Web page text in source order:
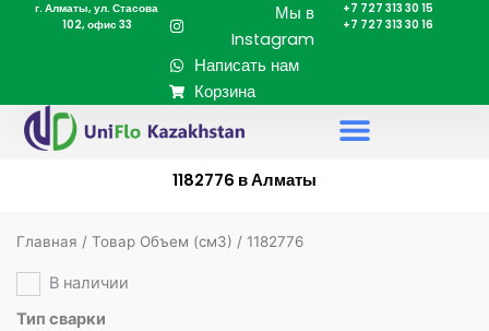
Перейтиг. Алматы, ул. Стасова
102, офис 33
Мы в
Instagram
Написать нам
Корзина
+7 727 313 30 15
+7 727 313 30 16
1182776 в Алматы
Главная / Товар Объем (cм3) / 1182776
В наличии
Тип сварки